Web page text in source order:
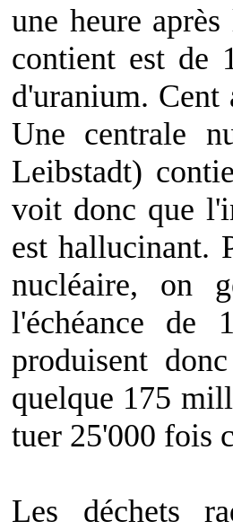
une heure
contient est de
d'uranium.
Une centrale
Leibstadt)
voit donc que
est hallucinant.
nucléaire, on
l'échéance de
produisent
quelque 175
tuer 25'000 fois
Les déchets